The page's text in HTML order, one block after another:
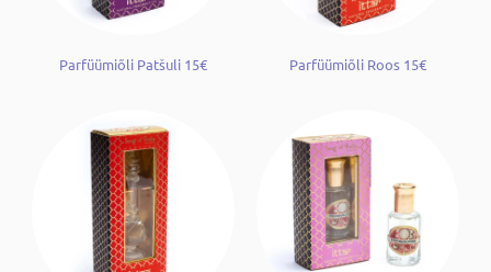
Parfüümiõli Patšuli 15€ Parfüümiõli Roos 15€